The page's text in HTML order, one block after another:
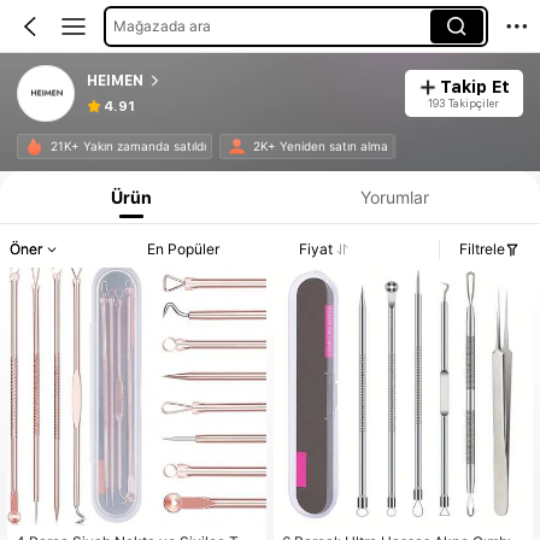
Mağazada ara
HEIMEN
4.91
Takip Et
193 Takipçiler
21K+ Yakın zamanda satıldı 2K+ Yeniden satın alma
Ürün Yorumlar
Öner En Popüler Fiyat Filtrele